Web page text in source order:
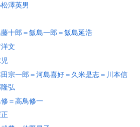
澤英男
藤十郎＝飯島一郎＝飯島延浩
文
田宗一郎＝河島喜好＝久米是志＝川本信
弘
修＝高鳥修一